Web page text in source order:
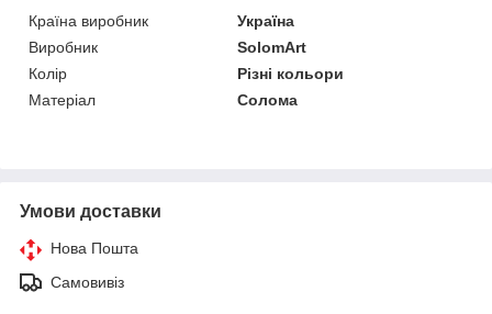
Країна виробник
Україна
Виробник
SolomArt
Колір
Різні кольори
Матеріал
Солома
Умови доставки
Нова Пошта
Самовивіз